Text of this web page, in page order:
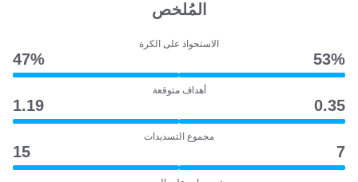
المُلخص
الاستحواذ على الكرة
53‎%‎
47‎%‎
أهداف متوقعة
0.35
1.19
مجموع التسديدات
7
15